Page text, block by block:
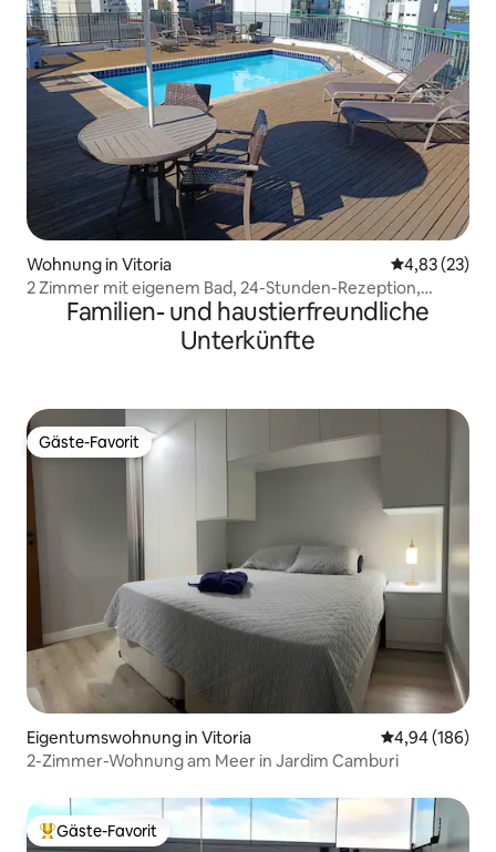
Wohnung in Vitoria
4,83 (23)
2 Zimmer mit eigenem Bad, 24-Stunden-Rezeption,
Fitnessraum und Pool
Familien- und haustierfreundliche
Unterkünfte
Gäste-Favorit
Gäste-Favorit
Eigentumswohnung in Vitoria
4,94 (186)
2-Zimmer-Wohnung am Meer in Jardim Camburi
Beliebter Gäste-Favorit.
Gäste-Favorit